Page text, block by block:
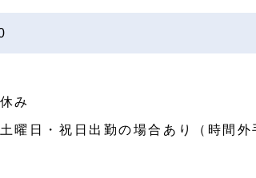
み
曜日・祝日出勤の場合あり（時間外